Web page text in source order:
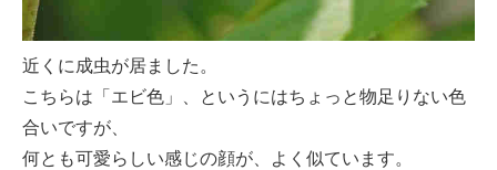
近くに成虫が居ました。
こちらは「エビ色」、というにはちょっと物足りない色
合いですが、
何とも可愛らしい感じの顔が、よく似ています。